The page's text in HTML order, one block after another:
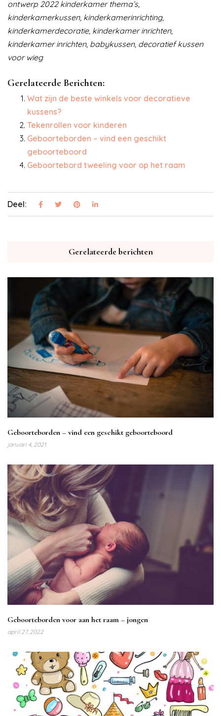
ontwerp 2022 kinderkamer thema’s,
kinderkamerkussen, kinderkamerinrichting,
kinderkamerdecoratie, kinderkamer inrichten,
kinderkamer inrichten, babykussen, decoratief kussen
voor wieg
Gerelateerde Berichten:
Wat zijn de beste winkels voor decoratieve
kussens?
Tekenrollen voor kinderen
Geboorteborden – vind een geschikt
geboorteboord
Geboortebord tweeling voor op het raam
Deel:
Gerelateerde berichten
Geboorteborden – vind een geschikt geboorteboord
januari 4, 2021
Geboorteborden voor aan het raam – jongen
april 27, 2022